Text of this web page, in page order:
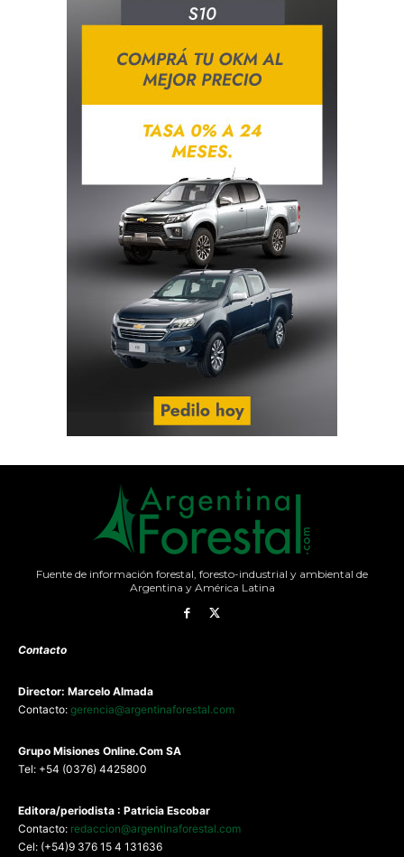
Fuente de información forestal, foresto-industrial y ambiental de
Argentina y América Latina
Contacto
Director: Marcelo Almada
Contacto: gerencia@argentinaforestal.com
Grupo Misiones Online.Com SA
Tel: +54 (0376) 4425800
Editora/periodista : Patricia Escobar
Contacto: redaccion@argentinaforestal.com
Cel: (+54)9 376 15 4 131636